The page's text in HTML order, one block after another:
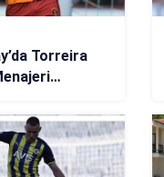
Torreira